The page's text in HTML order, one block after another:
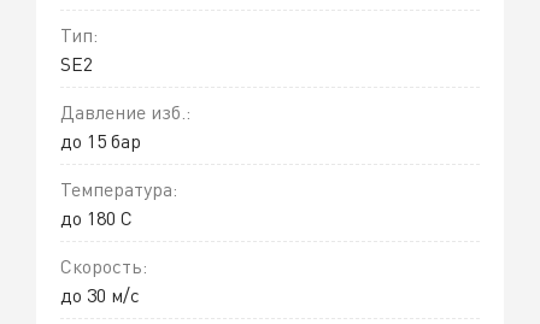
Тип:
SE2
Давление изб.:
до 15 бар
Температура:
до 180 C
Скорость:
до 30 м/с